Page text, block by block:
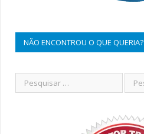
NÃO ENCONTROU O QUE QUERIA?